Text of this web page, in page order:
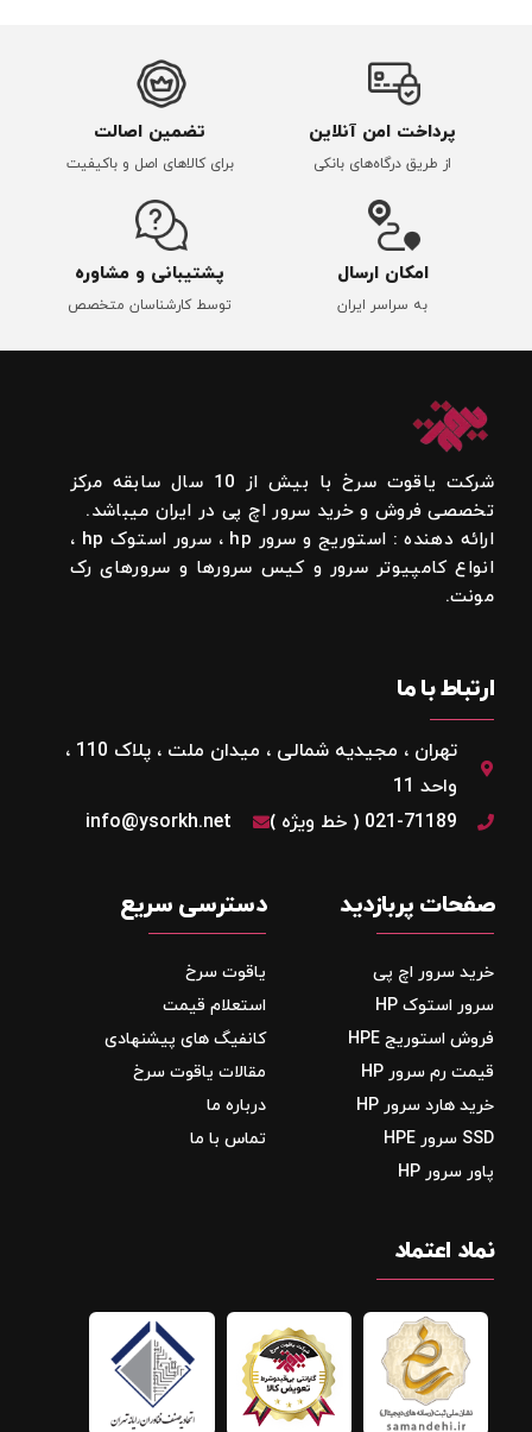
پرداخت امن آنلاین
از طریق درگاه‌های بانکی
تضمین اصالت
برای کالاهای اصل و باکیفیت
امکان ارسال
به سراسر ایران
پشتیبانی و مشاوره
توسط کارشناسان متخصص
شرکت یاقوت سرخ با بیش از 10 سال سابقه مرکز
تخصصی فروش و خرید سرور اچ پی در ایران میباشد.
ارائه دهنده : استوریج و سرور hp ، سرور استوک hp ،
انواع کامپیوتر سرور و کیس سرورها و سرورهای رک
مونت.
ارتباط با ما
تهران ، مجیدیه شمالی ، میدان ملت ، پلاک 110 ،
واحد 11
021-71189 ( خط ویژه )
info@ysorkh.net
صفحات پربازدید
خرید سرور اچ پی
سرور استوک HP
فروش استوریج‌ HPE
قیمت رم سرور HP
خرید هارد سرور HP
SSD سرور HPE
پاور سرور HP
دسترسی سریع
یاقوت سرخ
استعلام قیمت
کانفیگ های پیشنهادی
مقالات یاقوت سرخ
درباره ما
تماس با ما
نماد اعتماد